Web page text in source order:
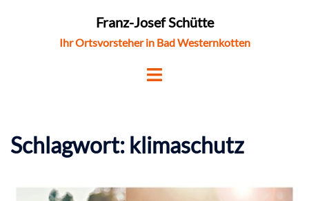
Franz-Josef Schütte
Ihr Ortsvorsteher in Bad Westernkotten
Schlagwort: klimaschutz